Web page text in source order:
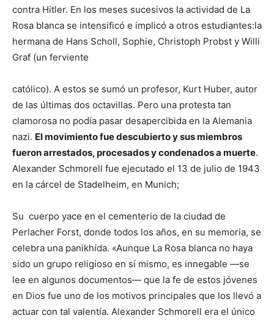
contra Hitler. En los meses sucesivos la actividad de La
Rosa blanca se intensificó e implicó a otros estudiantes:la
hermana de Hans Scholl, Sophie, Christoph Probst y Willi
Graf (un ferviente
católico). A estos se sumó un profesor, Kurt Huber, autor
de las últimas dos octavillas. Pero una protesta tan
clamorosa no podía pasar desapercibida en la Alemania
nazi. El movimiento fue descubierto y sus miembros
fueron arrestados, procesados y condenados a muerte.
Alexander Schmorell fue ejecutado el 13 de julio de 1943
en la cárcel de Stadelheim, en Munich;
Su cuerpo yace en el cementerio de la ciudad de
Perlacher Forst, donde todos los años, en su memoria, se
celebra una panikhída. «Aunque La Rosa blanca no haya
sido un grupo religioso en sí mismo, es innegable —se
lee en algunos documentos— que la fe de estos jóvenes
en Dios fue uno de los motivos principales que los llevó a
actuar con tal valentía. Alexander Schmorell era el único